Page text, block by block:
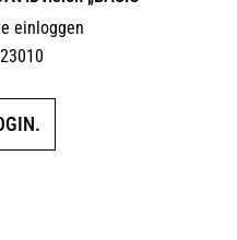
einloggen